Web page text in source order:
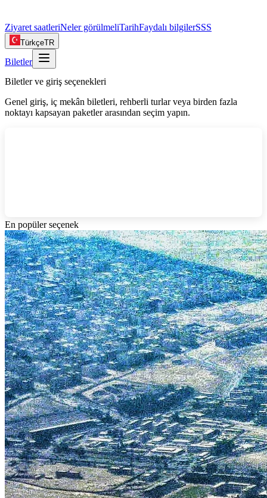
Ziyaret saatleriNeler görülmeliTarihFaydalı bilgilerSSS
TürkçeTR
Biletler
Biletler ve giriş seçenekleri
Genel giriş, iç mekân biletleri, rehberli turlar veya birden fazla
noktayı kapsayan paketler arasından seçim yapın.
En popüler seçenek